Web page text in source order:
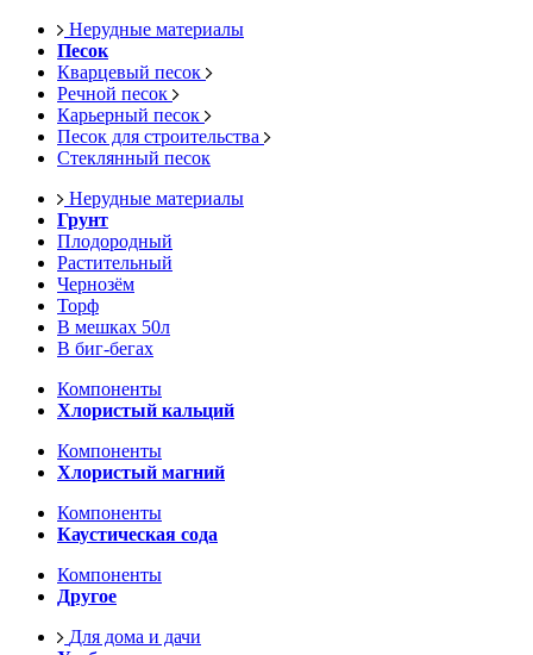
Нерудные материалы
Песок
Кварцевый песок
Речной песок
Карьерный песок
Песок для строительства
Стеклянный песок
Нерудные материалы
Грунт
Плодородный
Растительный
Чернозём
Торф
В мешках 50л
В биг-бегах
Компоненты
Хлористый кальций
Компоненты
Хлористый магний
Компоненты
Каустическая сода
Компоненты
Другое
Для дома и дачи